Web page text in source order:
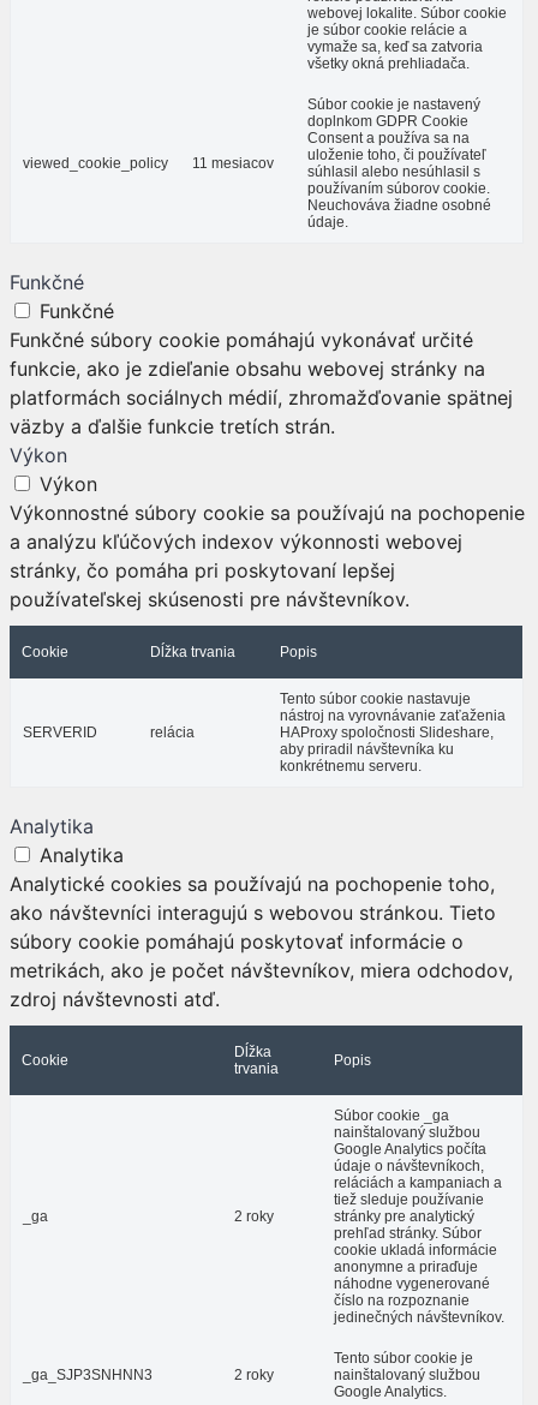
webovej lokalite. Súbor cookie
je súbor cookie relácie a
vymaže sa, keď sa zatvoria
všetky okná prehliadača.
viewed_cookie_policy 11 mesiacov
Súbor cookie je nastavený
doplnkom GDPR Cookie
Consent a používa sa na
uloženie toho, či používateľ
súhlasil alebo nesúhlasil s
používaním súborov cookie.
Neuchováva žiadne osobné
údaje.
Funkčné
Funkčné
Funkčné súbory cookie pomáhajú vykonávať určité
funkcie, ako je zdieľanie obsahu webovej stránky na
platformách sociálnych médií, zhromažďovanie spätnej
väzby a ďalšie funkcie tretích strán.
Výkon
Výkon
Výkonnostné súbory cookie sa používajú na pochopenie
a analýzu kľúčových indexov výkonnosti webovej
stránky, čo pomáha pri poskytovaní lepšej
používateľskej skúsenosti pre návštevníkov.
Cookie Dĺžka trvania Popis
SERVERID relácia
Tento súbor cookie nastavuje
nástroj na vyrovnávanie zaťaženia
HAProxy spoločnosti Slideshare,
aby priradil návštevníka ku
konkrétnemu serveru.
Analytika
Analytika
Analytické cookies sa používajú na pochopenie toho,
ako návštevníci interagujú s webovou stránkou. Tieto
súbory cookie pomáhajú poskytovať informácie o
metrikách, ako je počet návštevníkov, miera odchodov,
zdroj návštevnosti atď.
Cookie
Dĺžka
trvania
Popis
_ga 2 roky
Súbor cookie _ga
nainštalovaný službou
Google Analytics počíta
údaje o návštevníkoch,
reláciách a kampaniach a
tiež sleduje používanie
stránky pre analytický
prehľad stránky. Súbor
cookie ukladá informácie
anonymne a priraďuje
náhodne vygenerované
číslo na rozpoznanie
jedinečných návštevníkov.
_ga_SJP3SNHNN3 2 roky
Tento súbor cookie je
nainštalovaný službou
Google Analytics.